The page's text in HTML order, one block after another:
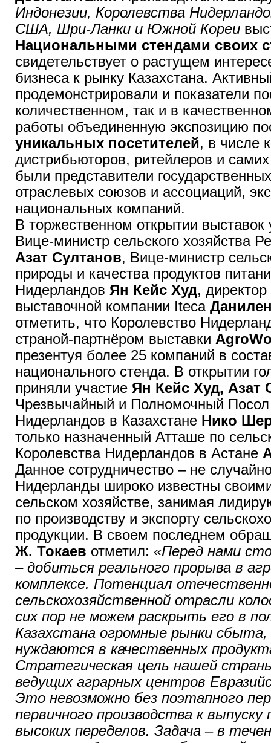
Индонезии, Королевства
США, Шри-Ланки и Южной Кореи
Национальными стендами своих
свидетельствует о растущем
бизнеса к рынку Казахстана.
продемонстрировали и показатели
количественном, так и в
работы объединенную экспозицию
уникальных посетителей, в числе
дистрибьюторов, ритейлеров и
были представители
отраслевых союзов и ассоциаций,
национальных компаний.
В торжественном открытии выставок
Вице-министр сельского хозяйства
Азат Султанов, Вице-министр
природы и качества продуктов
Нидерландов Ян Кейс Худ, директор
выставочной компании Iteca
отметить, что Королевство
страной-партнёром выставки
презентуя более 25 компаний в
национального стенда. В открытии
приняли участие Ян Кейс Худ, Азат
Чрезвычайный и Полномочный Посол
Нидерландов в Казахстане Нико
только назначенный Атташе по
Королевства Нидерландов в Астане
Данное сотрудничество – не
Нидерланды широко известны
сельском хозяйстве, занимая
по производству и экспорту
продукции. В своем последнем
Ж. Токаев отметил: «Перед нами
– добиться реального прорыва в
комплексе. Потенциал
сельскохозяйственной отрасли
сих пор не можем раскрыть его в
Казахстана огромные рынки
нуждаются в качественных
Стратегическая цель нашей
ведущих аграрных центров
Это невозможно без поэтапного
первичного производства к выпуску
высоких переделов. Задача – в